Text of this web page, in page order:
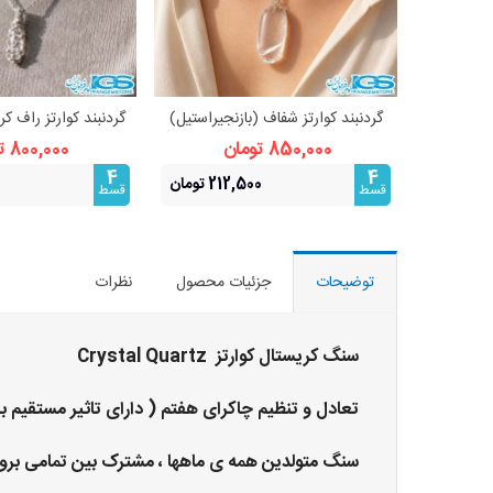
مشاهده بیشتر
گردنبند کوارتز شفاف (بازنجیراستیل)
850,000 تومان
4
قسط 212,500 تومان
گردنبند کوارتز راف
800,000 تومان
4
قسط
توضیحات جزئیات محصول نظرات
سنگ کریستال کوارتز Crystal Quartz
تعادل و تنظیم چاکرای هفتم ( دارای تاثیر
سنگ متولدین همه ی ماهها ، مشترک بین تمامی